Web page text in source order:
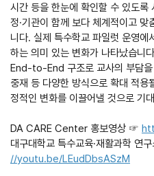
시간 등을 한눈에 확인할 수 있도록
정·기관이 함께 보다 체계적이고
니다. 실제 특수학교 파일럿 운영
하는 의미 있는 변화가 나타났습니
End-to-End 구조로 교사의 부담을
중재 등 다양한 방식으로 확대 적용
정적인 변화를 이끌어낼 것으로 기
DA CARE Center 홍보영상 ☞
대구대학교 특수교육·재활과학 연
//youtu.be/LEudDbsASzM